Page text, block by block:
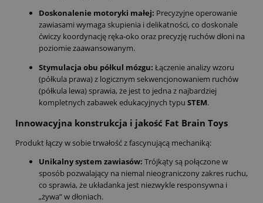
Doskonalenie motoryki małej: Precyzyjne operowanie
zawiasami wymaga skupienia i delikatności, co doskonale
ćwiczy koordynację ręka-oko oraz precyzję ruchów dłoni na
poziomie zaawansowanym.
Stymulacja obu półkul mózgu: Łączenie analizy wzoru
(półkula prawa) z logicznym sekwencjonowaniem ruchów
(półkula lewa) sprawia, że jest to jedna z najbardziej
kompletnych zabawek edukacyjnych typu STEM.
Innowacyjna konstrukcja i jakość Fat Brain Toys
Produkt łączy w sobie trwałość z fascynującą mechaniką:
Unikalny system zawiasów: Trójkąty są połączone w
sposób pozwalający na niemal nieograniczony zakres ruchu,
co sprawia, że układanka jest niezwykle responsywna i
„żywa” w dłoniach.